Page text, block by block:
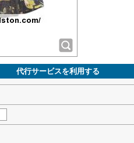
代行サービスを利用する